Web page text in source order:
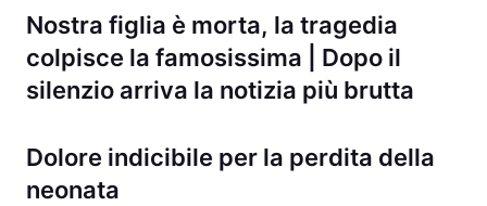
Nostra figlia è morta, la tragedia
colpisce la famosissima | Dopo il
silenzio arriva la notizia più brutta
Dolore indicibile per la perdita della
neonata